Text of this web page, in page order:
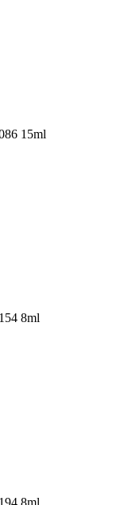
15ml
8ml
8ml